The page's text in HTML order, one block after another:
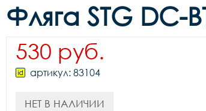
Фляга STG
530 руб.
артикул: 83104
НЕТ В НАЛИЧИИ